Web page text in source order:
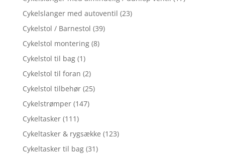
Cykelslanger med autoventil (23)
Cykelstol / Barnestol (39)
Cykelstol montering (8)
Cykelstol til bag (1)
Cykelstol til foran (2)
Cykelstol tilbehør (25)
Cykelstrømper (147)
Cykeltasker (111)
Cykeltasker & rygsække (123)
Cykeltasker til bag (31)